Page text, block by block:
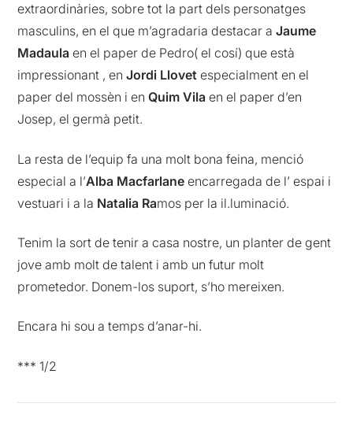
extraordinàries, sobre tot la part dels personatges
masculins, en el que m’agradaria destacar aJaume
Madaulaen el paper de Pedro( el cosí) que està
impressionant , enJordi Llovetespecialment en el
paper del mossèn i enQuim Vilaen el paper d’en
Josep, el germà petit.
La resta de l’equip fa una molt bona feina, menció
especial a l’Alba Macfarlane encarregada de l’ espai i
vestuari i a la Natalia Ramos per la il.luminació.
Tenim la sort de tenir a casa nostre, un planter de gent
jove amb molt de talent i amb un futur molt
prometedor. Donem-los suport, s’ho mereixen.
Encara hi sou a temps d’anar-hi.
*** 1/2